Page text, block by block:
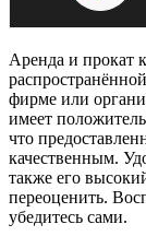
Аренда и прокат
фирме или
имеет
что
качественным.
также его
переоценить.
убедитесь сами.